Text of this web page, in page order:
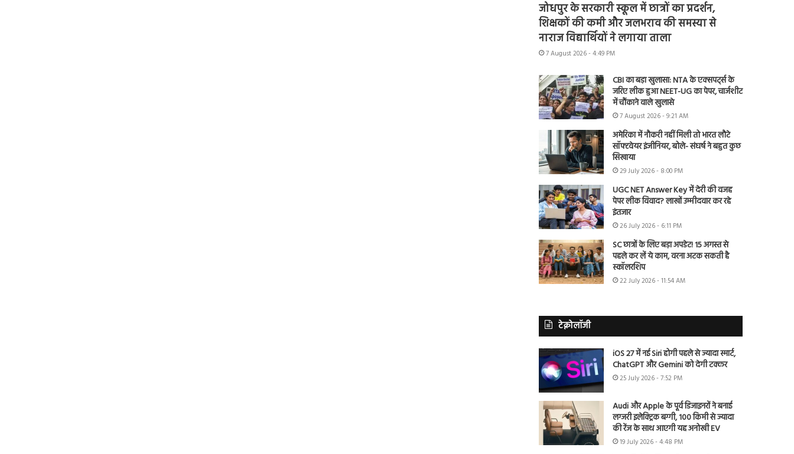
जोधपुर के सरकारी स्कूल में छात्रों का प्रदर्शन,
शिक्षकों की कमी और जलभराव की समस्या से
नाराज विद्यार्थियों ने लगाया ताला
7 August 2026 - 4:49 PM
CBI का बड़ा खुलासा: NTA के एक्सपर्ट्स के
जरिए लीक हुआ NEET-UG का पेपर, चार्जशीट
में चौंकाने वाले खुलासे
7 August 2026 - 9:21 AM
अमेरिका में नौकरी नहीं मिली तो भारत लौटे
सॉफ्टवेयर इंजीनियर, बोले- संघर्ष ने बहुत कुछ
सिखाया
29 July 2026 - 8:00 PM
UGC NET Answer Key में देरी की वजह
पेपर लीक विवाद? लाखों उम्मीदवार कर रहे
इंतजार
26 July 2026 - 6:11 PM
SC छात्रों के लिए बड़ा अपडेट! 15 अगस्त से
पहले कर लें ये काम, वरना अटक सकती है
स्कॉलरशिप
22 July 2026 - 11:54 AM
टेक्नोलॉजी
iOS 27 में नई Siri होगी पहले से ज्यादा स्मार्ट,
ChatGPT और Gemini को देगी टक्कर
25 July 2026 - 7:52 PM
Audi और Apple के पूर्व डिजाइनरों ने बनाई
लग्जरी इलेक्ट्रिक बग्गी, 100 किमी से ज्यादा
की रेंज के साथ आएगी यह अनोखी EV
19 July 2026 - 4:48 PM